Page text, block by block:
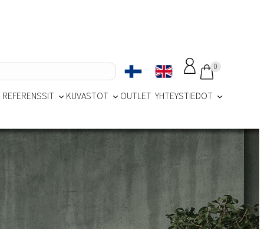
0
REFERENSSIT KUVASTOT OUTLET YHTEYSTIEDOT